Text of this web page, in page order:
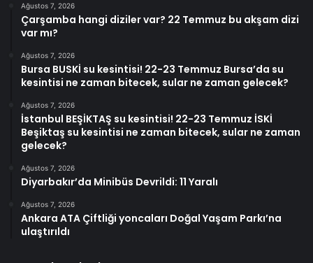
Ağustos 7, 2026
Çarşamba hangi diziler var? 22 Temmuz bu akşam dizi
var mı?
Ağustos 7, 2026
Bursa BUSKİ su kesintisi! 22-23 Temmuz Bursa’da su
kesintisi ne zaman bitecek, sular ne zaman gelecek?
Ağustos 7, 2026
İstanbul BEŞİKTAŞ su kesintisi! 22-23 Temmuz İSKİ
Beşiktaş su kesintisi ne zaman bitecek, sular ne zaman
gelecek?
Ağustos 7, 2026
Diyarbakır’da Minibüs Devrildi: 11 Yaralı
Ağustos 7, 2026
Ankara ATA Çiftliği yoncaları Doğal Yaşam Parkı’na
ulaştırıldı